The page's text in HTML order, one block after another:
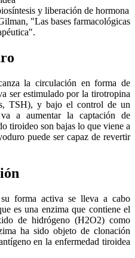
y liberación de hormona
"Las bases farmacológicas
la circulación en forma de
ser estimulado por la tirotropina
TSH), y bajo el control de un
va a aumentar la captación de
tiroideo son bajas lo que viene a
puede ser capaz de revertir
forma activa se lleva a cabo
es una enzima que contiene el
de hidrógeno (H2O2) como
ha sido objeto de clonación
en la enfermedad tiroidea